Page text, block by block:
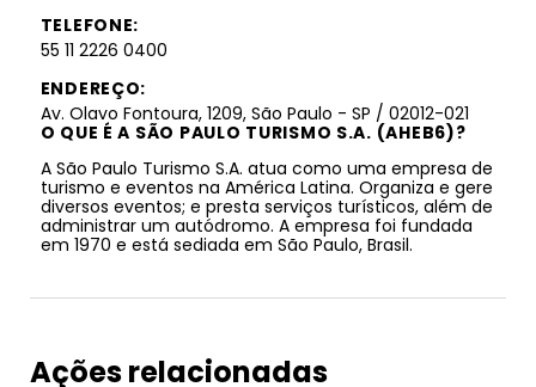
TELEFONE:
55 11 2226 0400
ENDEREÇO:
Av. Olavo Fontoura, 1209, São Paulo - SP / 02012-021
O QUE É A SÃO PAULO TURISMO S.A. (AHEB6)?
A São Paulo Turismo S.A. atua como uma empresa de
turismo e eventos na América Latina. Organiza e gere
diversos eventos; e presta serviços turísticos, além de
administrar um autódromo. A empresa foi fundada
em 1970 e está sediada em São Paulo, Brasil.
Ações relacionadas